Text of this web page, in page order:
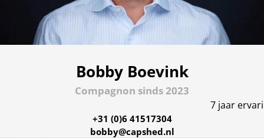
Bobby Boevink
Compagnon sinds 2023
7 jaar
+31 (0)6 41517304
bobby@capshed.nl